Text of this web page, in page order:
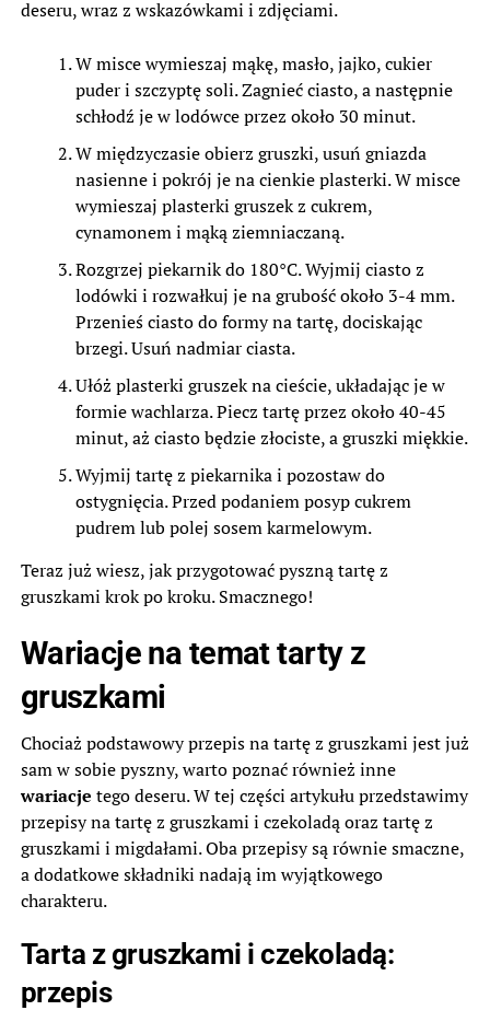
deseru, wraz z wskazówkami i zdjęciami.
W misce wymieszaj mąkę, masło, jajko, cukier
puder i szczyptę soli. Zagnieć ciasto, a następnie
schłodź je w lodówce przez około 30 minut.
W międzyczasie obierz gruszki, usuń gniazda
nasienne i pokrój je na cienkie plasterki. W misce
wymieszaj plasterki gruszek z cukrem,
cynamonem i mąką ziemniaczaną.
Rozgrzej piekarnik do 180°C. Wyjmij ciasto z
lodówki i rozwałkuj je na grubość około 3-4 mm.
Przenieś ciasto do formy na tartę, dociskając
brzegi. Usuń nadmiar ciasta.
Ułóż plasterki gruszek na cieście, układając je w
formie wachlarza. Piecz tartę przez około 40-45
minut, aż ciasto będzie złociste, a gruszki miękkie.
Wyjmij tartę z piekarnika i pozostaw do
ostygnięcia. Przed podaniem posyp cukrem
pudrem lub polej sosem karmelowym.
Teraz już wiesz, jak przygotować pyszną tartę z
gruszkami krok po kroku. Smacznego!
Wariacje na temat tarty z
gruszkami
Chociaż podstawowy przepis na tartę z gruszkami jest już
sam w sobie pyszny, warto poznać również inne
wariacje tego deseru. W tej części artykułu przedstawimy
przepisy na tartę z gruszkami i czekoladą oraz tartę z
gruszkami i migdałami. Oba przepisy są równie smaczne,
a dodatkowe składniki nadają im wyjątkowego
charakteru.
Tarta z gruszkami i czekoladą:
przepis